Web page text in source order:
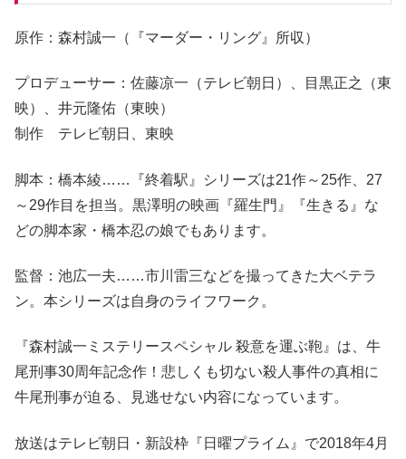
原作：森村誠一（『マーダー・リング』所収）
プロデューサー：佐藤凉一（テレビ朝日）、目黒正之（東
映）、井元隆佑（東映）
制作 テレビ朝日、東映
脚本：橋本綾……『終着駅』シリーズは21作～25作、27
～29作目を担当。黒澤明の映画『羅生門』『生きる』な
どの脚本家・橋本忍の娘でもあります。
監督：池広一夫……市川雷三などを撮ってきた大ベテラ
ン。本シリーズは自身のライフワーク。
『森村誠一ミステリースペシャル 殺意を運ぶ鞄』は、牛
尾刑事30周年記念作！悲しくも切ない殺人事件の真相に
牛尾刑事が迫る、見逃せない内容になっています。
放送はテレビ朝日・新設枠『日曜プライム』で2018年4月